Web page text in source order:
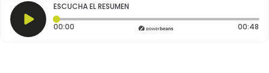
ESCUCHA EL RESUMEN
00:00 Tiempo transcurrido: 0 segundos 00:48